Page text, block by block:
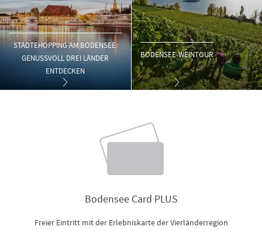
STÄDTEHOPPING AM BODENSEE:
GENUSSVOLL DREI LÄNDER
ENTDECKEN
BODENSEE-WEINTOUR
Bodensee Card PLUS
Freier Eintritt mit der Erlebniskarte der Vierländerregion